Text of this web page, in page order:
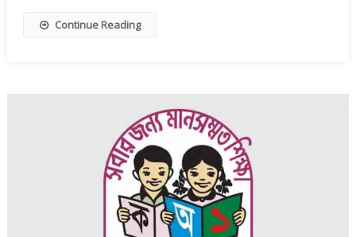
Continue Reading